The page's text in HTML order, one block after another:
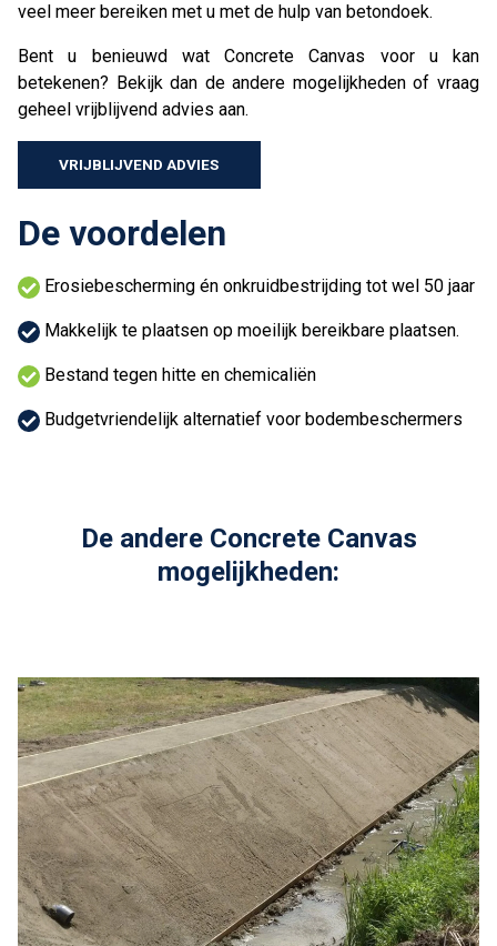
veel meer bereiken met u met de hulp van betondoek.
Bent u benieuwd wat Concrete Canvas voor u kan
betekenen? Bekijk dan de andere mogelijkheden of vraag
geheel vrijblijvend advies aan.
VRIJBLIJVEND ADVIES
De voordelen
Erosiebescherming én onkruidbestrijding tot wel 50 jaar
Makkelijk te plaatsen op moeilijk bereikbare plaatsen.
Bestand tegen hitte en chemicaliën
Budgetvriendelijk alternatief voor bodembeschermers
De andere Concrete Canvas
mogelijkheden: